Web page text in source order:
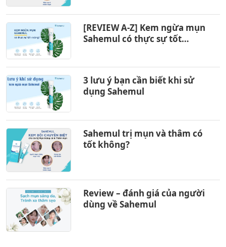
[REVIEW A-Z] Kem ngừa mụn
Sahemul có thực sự tốt
3 lưu ý bạn cần biết khi sử
dụng Sahemul
Sahemul trị mụn và thâm có
tốt không?
Review – đánh giá của người
dùng về Sahemul